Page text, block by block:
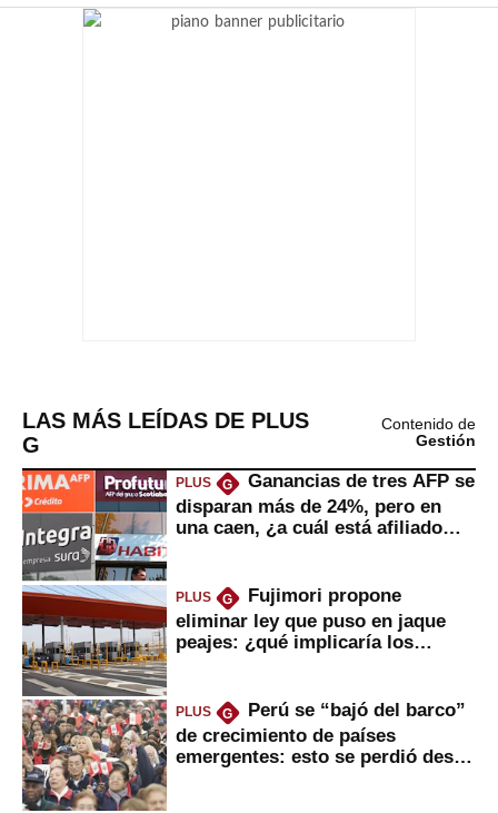
LAS MÁS LEÍDAS DE PLUS
G
Contenido de
Gestión
PLUS G
Ganancias de tres AFP se
disparan más de 24%, pero en
una caen, ¿a cuál está afiliado
PLUS G
Fujimori propone
eliminar ley que puso en jaque
peajes: ¿qué implicaría los
PLUS G
Perú se “bajó del barco”
de crecimiento de países
emergentes: esto se perdió desde